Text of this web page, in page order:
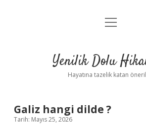
Anasayfa
Yasal Uyarı
menüyü
Yenilik Dolu
Hayatına tazelik katan
Galiz hangi dilde ?
Tarih: Mayıs 25, 2026